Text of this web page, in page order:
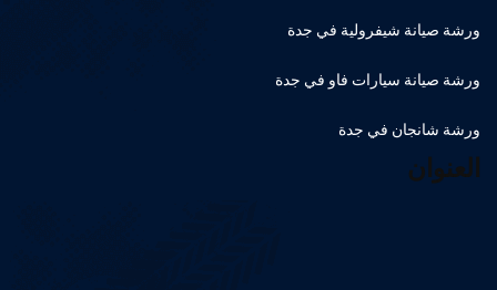
ورشة صيانة شيفرولية في جدة
ورشة صيانة سيارات فاو في جدة
ورشة شانجان في جدة
العنوان